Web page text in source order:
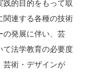
的目的をもって取
関連する各種の技術
の発展に伴い、芸
て法学教育の必要度
芸術・デザインが